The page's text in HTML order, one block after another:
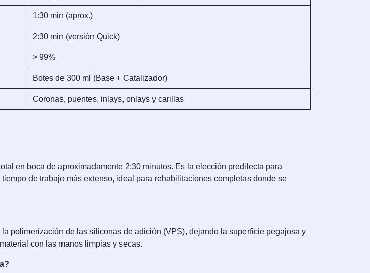
1:30 min (aprox.)
2:30 min (versión Quick)
> 99%
Botes de 300 ml (Base + Catalizador)
Coronas, puentes, inlays, onlays y carillas
en boca de aproximadamente 2:30 minutos. Es la elección predilecta para
de trabajo más extenso, ideal para rehabilitaciones completas donde se
polimerización de las siliconas de adición (VPS), dejando la superficie pegajosa y
con las manos limpias y secas.